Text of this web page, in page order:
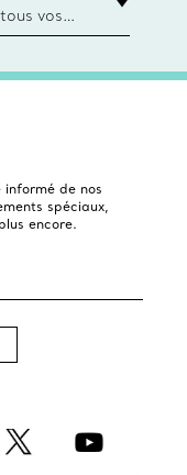
vos
ce soit
de nos
spéciaux,
encore.